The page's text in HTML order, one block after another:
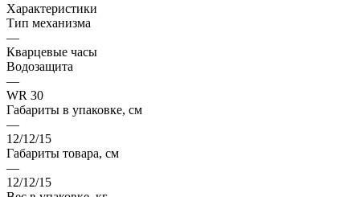
Характеристики
Тип механизма
—
Кварцевые часы
Водозащита
—
WR 30
Габариты в упаковке, см
—
12/12/15
Габариты товара, см
—
12/12/15